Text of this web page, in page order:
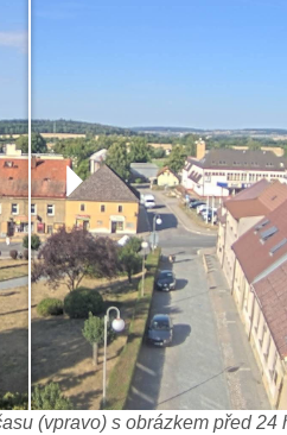
(vpravo) s obrázkem před 24